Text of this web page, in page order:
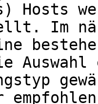
Hosts
Im